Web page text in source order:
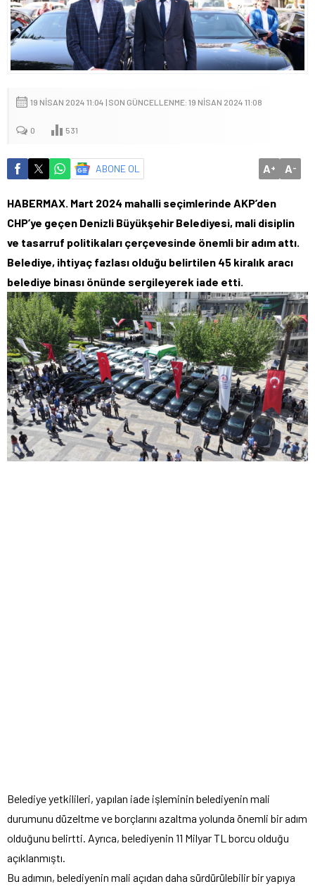
19 NISAN 2024 11:04 | SON GÜNCELLENME: 19 NISAN 2024 11:08
0 531
ABONE OL A+ A-
HABERMAX. Mart 2024 mahalli seçimlerinde AKP’den
CHP’ye geçen Denizli Büyükşehir Belediyesi, mali disiplin
ve tasarruf politikaları çerçevesinde önemli bir adım attı.
Belediye, ihtiyaç fazlası olduğu belirtilen 45 kiralık aracı
belediye binası önünde sergileyerek iade etti.
Belediye yetkilileri, yapılan iade işleminin belediyenin mali
durumunu düzeltme ve borçlarını azaltma yolunda önemli bir adım
olduğunu belirtti. Ayrıca, belediyenin 11 Milyar TL borcu olduğu
açıklanmıştı.
Bu adımın, belediyenin mali açıdan daha sürdürülebilir bir yapıya